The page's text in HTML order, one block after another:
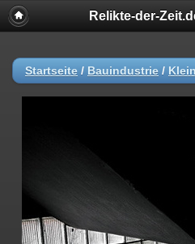
Relikte-der-
Startseite / Bauindustrie /